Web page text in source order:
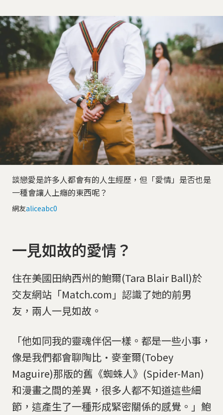
談戀愛是許多人都會有的人生經歷，但「愛情」是否也是
一種會讓人上癮的東西呢？
網友aliceabc0
一見如故的愛情？
住在美國田納西州的鮑爾(Tara Blair Ball)於
交友網站「Match.com」認識了她的前男
友，兩人一見如故。
「他如同我的靈魂伴侶一樣。都是一些小事，
像是我們都會聊陶比·麥奎爾(Tobey
Maguire)那版的舊《蜘蛛人》(Spider-Man)
和漫畫之間的差異，很多人都不知道這些細
節，這產生了一種形成緊密關係的感覺。」鮑